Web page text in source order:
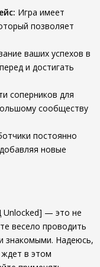
Игра имеет
позволяет
ваших успехов в
и достигать
соперников для
сообществу
постоянно
новые
Unlocked] — это не
весело проводить
знакомыми. Надеюсь,
в этом